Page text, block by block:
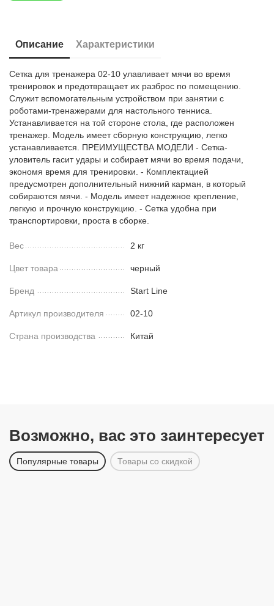
Описание Характеристики
Сетка для тренажера 02-10 улавливает мячи во время
тренировок и предотвращает их разброс по помещению.
Служит вспомогательным устройством при занятии с
роботами-тренажерами для настольного тенниса.
Устанавливается на той стороне стола, где расположен
тренажер. Модель имеет сборную конструкцию, легко
устанавливается. ПРЕИМУЩЕСТВА МОДЕЛИ - Сетка-
уловитель гасит удары и собирает мячи во время подачи,
экономя время для тренировки. - Комплектацией
предусмотрен дополнительный нижний карман, в который
собираются мячи. - Модель имеет надежное крепление,
легкую и прочную конструкцию. - Сетка удобна при
транспортировки, проста в сборке.
Вес 2 кг
Цвет товара черный
Бренд Start Line
Артикул производителя 02-10
Страна производства Китай
Возможно, вас это заинтересует
Популярные товары Товары со скидкой